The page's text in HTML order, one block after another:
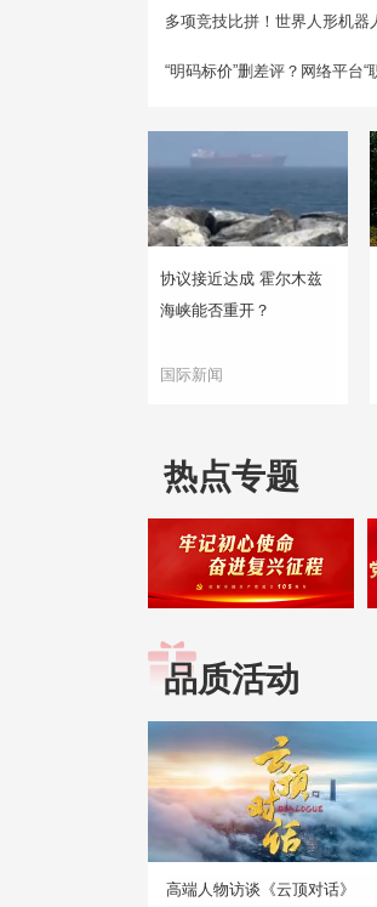
多项竞技比拼！世界人形机器
“明码标价”删差评？网络平台
协议接近达成 霍尔木兹
海峡能否重开？
国际新闻
热点专题
品质活动
高端人物访谈《云顶对话》